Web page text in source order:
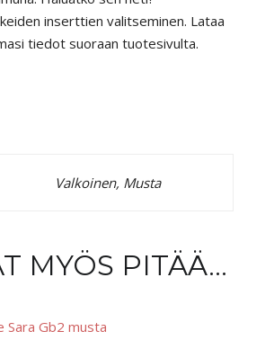
inserttien valitseminen. Lataa
tiedot suoraan tuotesivulta.
Valkoinen, Musta
MYÖS PITÄÄ...